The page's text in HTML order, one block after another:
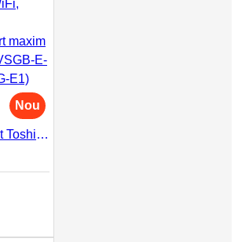
Nou
Aer conditionat Toshiba Edge Black, 12000 BTU, Clasa A+++, control WiFi, inverter, design premium, confort maxim (RAS-B13G3KVSGB-E-RAS-13J2AVSG-E1)